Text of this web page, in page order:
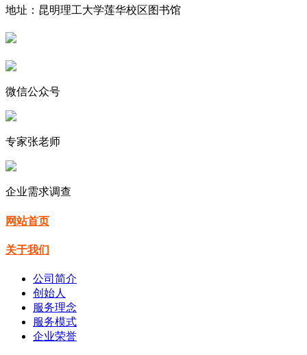
地址：昆明理工大学莲华校区图书馆
微信公众号
专家张老师
企业需求调查
网站首页
关于我们
公司简介
创始人
服务理念
服务模式
企业荣誉